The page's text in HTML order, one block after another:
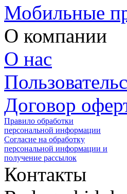
Мобильные
О компании
О нас
Договор
Правило обработки
персональной информации
Согласие на обработку
персональной информации и
получение рассылок
Контакты